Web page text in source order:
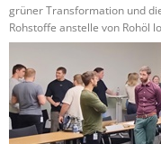
grüner Transformation und
Rohstoffe anstelle von Rohöl